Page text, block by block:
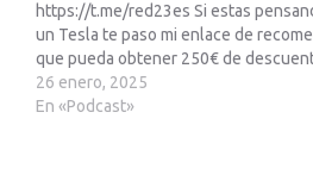
https://t.me/red23es Si estas
un Tesla te paso mi enlace de
que pueda obtener 250€ de
http://treki23.com/tesla Enlace para
Mike”s Academy: https://treki23.com/
26 enero, 2025
En «Podcast»